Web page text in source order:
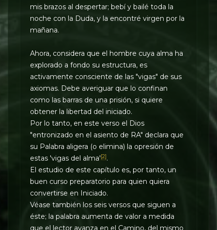
mis brazos al despertar; bebí y bailé toda la
noche con la Duda, y la encontré virgen por la
mañana.
Ahora, considera que el hombre cuya alma ha
explorado a fondo su estructura, es
activamente consciente de las "vigas" de sus
axiomas. Debe averiguar que lo confinan
como las barras de una prisión, si quiere
obtener la libertad del iniciado.
Por lo tanto, en este verso el Dios
"entronizado en el asiento de RA" declara que
su Palabra aligera (o elimina) la opresión de
estas 'vigas del alma'[2].
El estudio de este capítulo es, por tanto, un
buen curso preparatorio para quien quiera
convertirse en Iniciado.
Véase también los seis versos que siguen a
éste; la palabra aumenta de valor a medida
que el lector avanza en el Camino, del mismo